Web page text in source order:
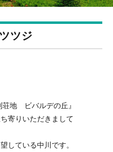
ツジ
地 ビバルデの丘』
寄りいただきまして
している中川です。